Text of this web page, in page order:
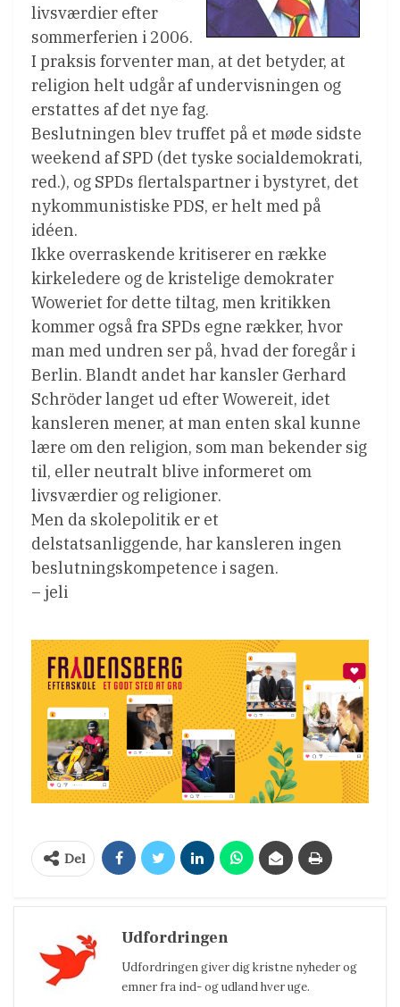
livsværdier efter
sommerferien i 2006.
I praksis forventer man, at det betyder, at
religion helt udgår af undervisningen og
erstattes af det nye fag.
Beslutningen blev truffet på et møde sidste
weekend af SPD (det tyske socialdemokrati,
red.), og SPDs flertalspartner i bystyret, det
nykommunistiske PDS, er helt med på
idéen.
Ikke overraskende kritiserer en række
kirkeledere og de kristelige demokrater
Woweriet for dette tiltag, men kritikken
kommer også fra SPDs egne rækker, hvor
man med undren ser på, hvad der foregår i
Berlin. Blandt andet har kansler Gerhard
Schröder langet ud efter Wowereit, idet
kansleren mener, at man enten skal kunne
lære om den religion, som man bekender sig
til, eller neutralt blive informeret om
livsværdier og religioner.
Men da skolepolitik er et
delstatsanliggende, har kansleren ingen
beslutningskompetence i sagen.
– jeli
Del
Udfordringen
Udfordringen giver dig kristne nyheder og
emner fra ind- og udland hver uge.